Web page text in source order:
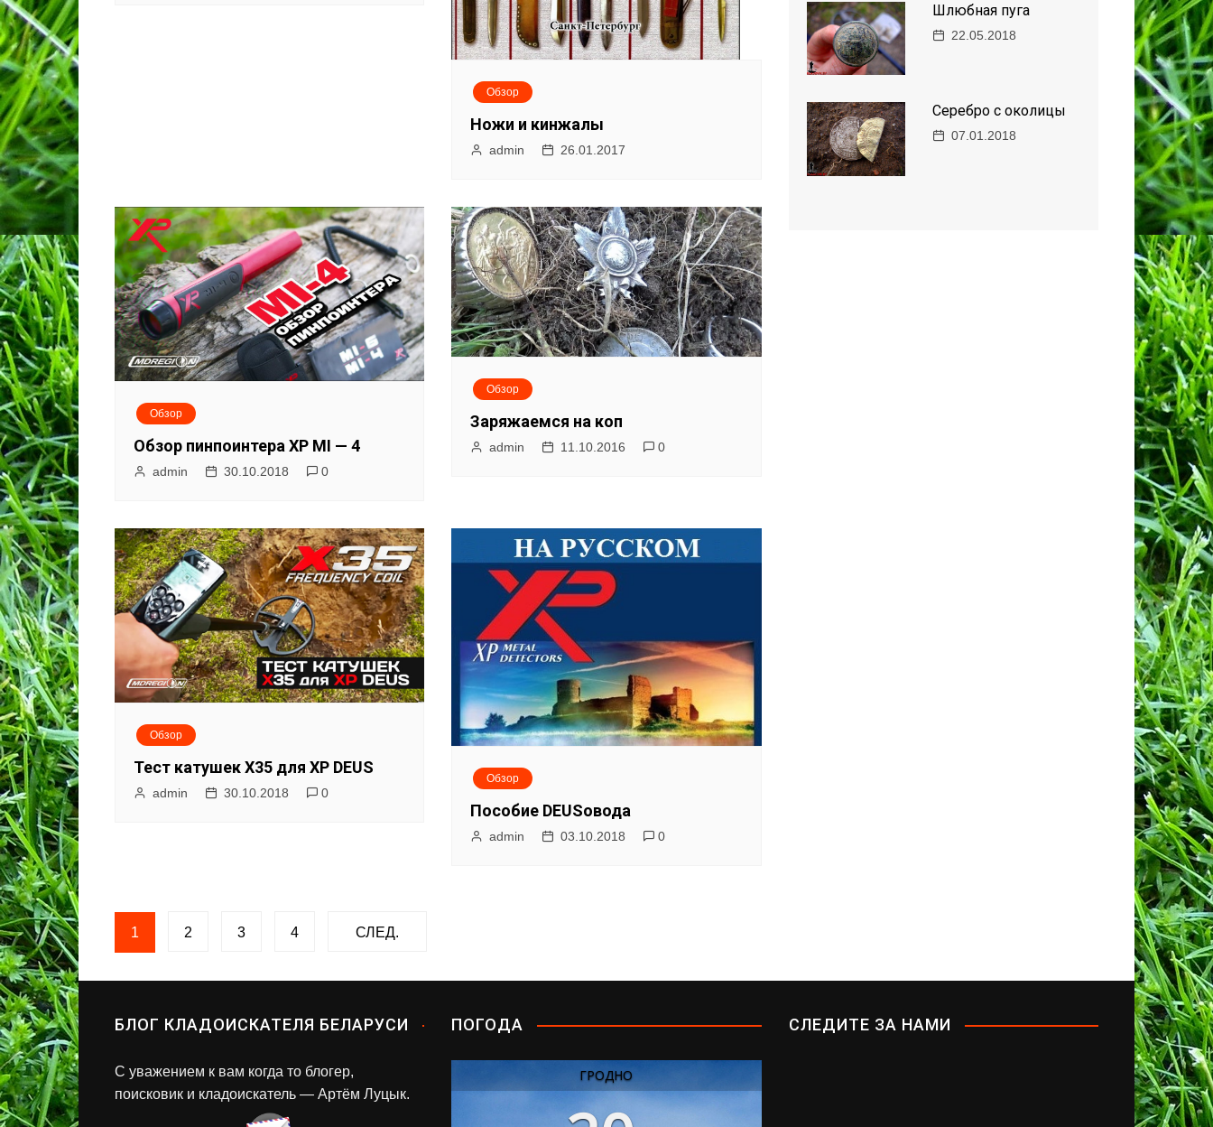
Обзор
Ножи и кинжалы
admin 26.01.2017
Обзор
Обзор пинпоинтера XP MI — 4
admin 30.10.2018 0
Обзор
Заряжаемся на коп
admin 11.10.2016 0
Обзор
Тест катушек X35 для XP DEUS
admin 30.10.2018 0
Обзор
Пособие DEUSовода
admin 03.10.2018 0
Н
г
1 2 3 4 СЛЕД.
Шлюбная пугa
22.05.2018
Серебро с околицы
07.01.2018
БЛОГ КЛАДОИСКАТЕЛЯ БЕЛАРУСИ
С уважением к вам когда то блогер,
поисковик и кладоискатель — Артём Луцык.
ПОГОДА
ГРОДНО
СЛЕДИТЕ ЗА НАМИ